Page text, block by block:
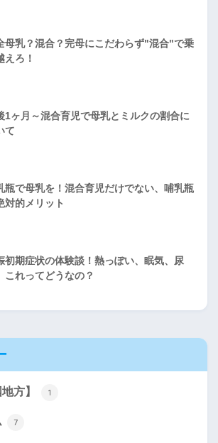
母乳？混合？完母にこだわらず"混合"で乗
えろ！
1ヶ月～混合育児で母乳とミルクの割合に
て
瓶で母乳を！混合育児だけでない、哺乳瓶
対的メリット
初期症状の体験談！熱っぽい、眠気、尿
これってどうなの？
方】 1
7